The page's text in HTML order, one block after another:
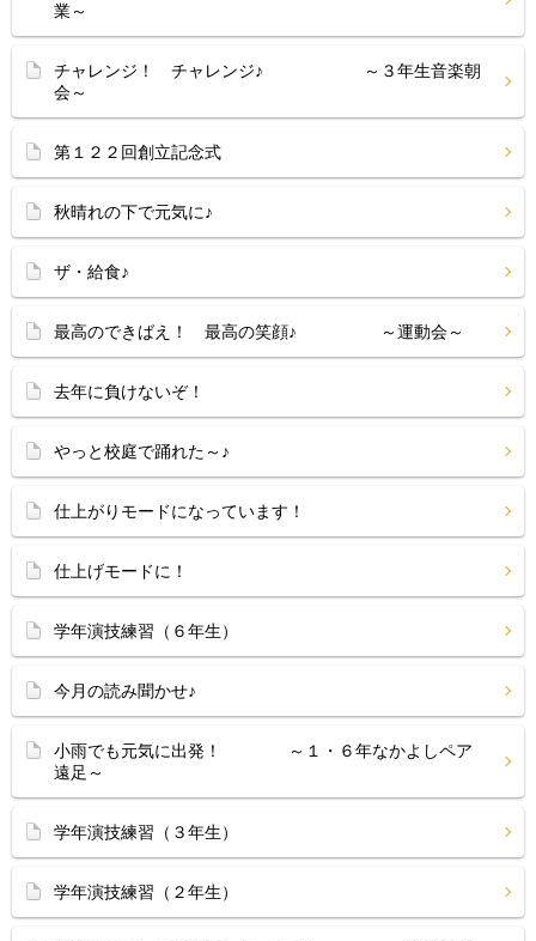
業～
チャレンジ！ チャレンジ♪ ～３年生音楽朝
会～
第１２２回創立記念式
秋晴れの下で元気に♪
ザ・給食♪
最高のできばえ！ 最高の笑顔♪ ～運動会～
去年に負けないぞ！
やっと校庭で踊れた～♪
仕上がりモードになっています！
仕上げモードに！
学年演技練習（６年生）
今月の読み聞かせ♪
小雨でも元気に出発！ ～１・６年なかよしペア
遠足～
学年演技練習（３年生）
学年演技練習（２年生）